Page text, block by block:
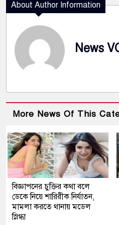
About Author Information
News
More News Of This
বিজ্ঞাপনের চুক্তির কথা বলে
ডেকে নিয়ে শারিরীক নির্যাতন,
মামলা করতে থানায় মডেল
স্নিগ্ধা